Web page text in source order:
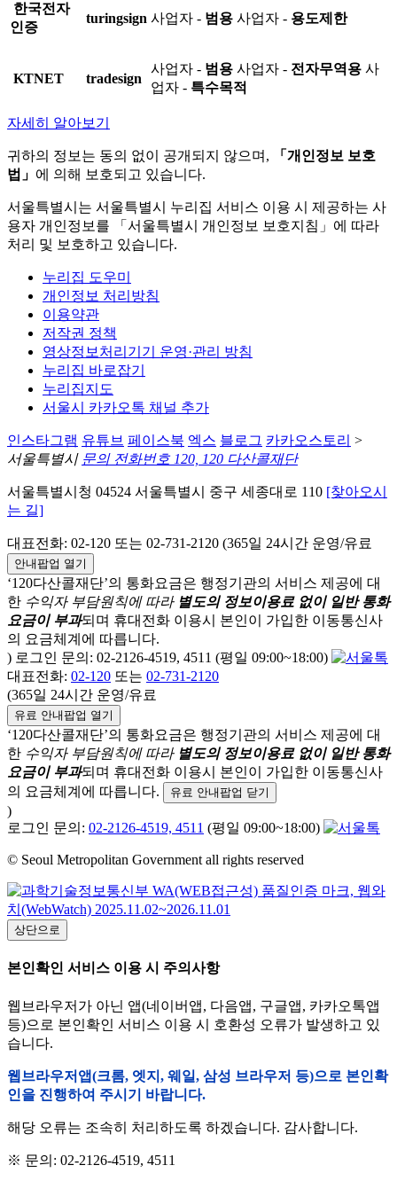
한국전자
인증
turingsign 사업자 - 범용 사업자 - 용도제한
KTNET tradesign
사업자 - 범용 사업자 - 전자무역용 사
업자 - 특수목적
자세히 알아보기
귀하의 정보는 동의 없이 공개되지 않으며,
「개인정보 보호
법」 에 의해 보호되고 있습니다.
서울특별시는 서울특별시 누리집 서비스 이용 시 제공하는 사
용자 개인정보를 「서울특별시 개인정보 보호지침」에 따라
처리 및 보호하고 있습니다.
누리집 도우미
개인정보 처리방침
이용약관
저작권 정책
영상정보처리기기 운영·관리 방침
누리집 바로잡기
누리집지도
서울시 카카오톡 채널 추가
인스타그램 유튜브 페이스북 엑스 블로그 카카오스토리 >
서울특별시 문의 전화번호 120, 120 다산콜재단
서울특별시청 04524 서울특별시 중구 세종대로 110 [찾아오시
는 길]
대표전화: 02-120 또는 02-731-2120 (365일 24시간 운영/유료
안내팝업 열기
‘120다산콜재단’의 통화요금은 행정기관의 서비스 제공에 대
한 수익자 부담원칙에 따라 별도의 정보이용료 없이 일반 통화
요금이 부과되며 휴대전화 이용시 본인이 가입한 이동통신사
의 요금체계에 따릅니다.
) 로그인 문의: 02-2126-4519, 4511 (평일 09:00~18:00)
대표전화: 02-120 또는 02-731-2120
(365일 24시간 운영/유료
유료 안내팝업 열기
‘120다산콜재단’의 통화요금은 행정기관의 서비스 제공에 대
한 수익자 부담원칙에 따라 별도의 정보이용료 없이 일반 통화
요금이 부과되며 휴대전화 이용시 본인이 가입한 이동통신사
의 요금체계에 따릅니다.
유료 안내팝업 닫기
)
로그인 문의: 02-2126-4519, 4511 (평일 09:00~18:00)
© Seoul Metropolitan Government all rights reserved
상단으로
본인확인 서비스 이용 시 주의사항
웹브라우저가 아닌 앱(네이버앱, 다음앱, 구글앱, 카카오톡앱
등)으로 본인확인 서비스 이용 시 호환성 오류가 발생하고 있
습니다.
웹브라우저앱(크롬, 엣지, 웨일, 삼성 브라우저 등)으로 본인확
인을 진행하여 주시기 바랍니다.
해당 오류는 조속히 처리하도록 하겠습니다. 감사합니다.
※ 문의: 02-2126-4519, 4511